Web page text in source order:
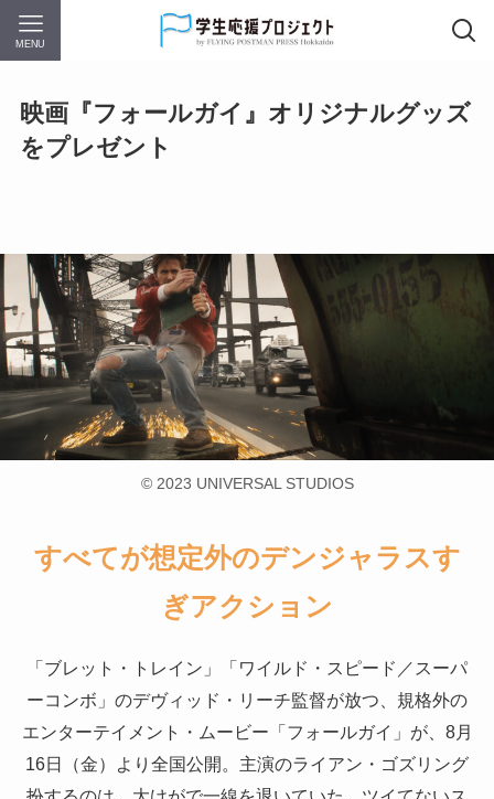
MENU
映画『フォールガイ』オリジナルグッズ
をプレゼント
© 2023 UNIVERSAL STUDIOS
すべてが想定外のデンジャラスす
ぎアクション
「ブレット・トレイン」「ワイルド・スピード／スーパ
ーコンボ」のデヴィッド・リーチ監督が放つ、規格外の
エンターテイメント・ムービー「フォールガイ」が、8月
16日（金）より全国公開。主演のライアン・ゴズリング